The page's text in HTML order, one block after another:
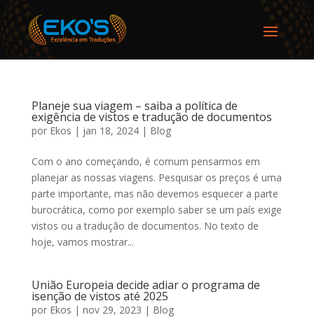
Planeje sua viagem – saiba a política de
exigência de vistos e tradução de documentos
por Ekos | jan 18, 2024| Blog
Com o ano começando, é comum pensarmos em
planejar as nossas viagens. Pesquisar os preços é uma
parte importante, mas não devemos esquecer a parte
burocrática, como por exemplo saber se um país exige
vistos ou a tradução de documentos. No texto de
hoje, vamos mostrar...
União Europeia decide adiar o programa de
isenção de vistos até 2025
por Ekos | nov 29, 2023 | Blog